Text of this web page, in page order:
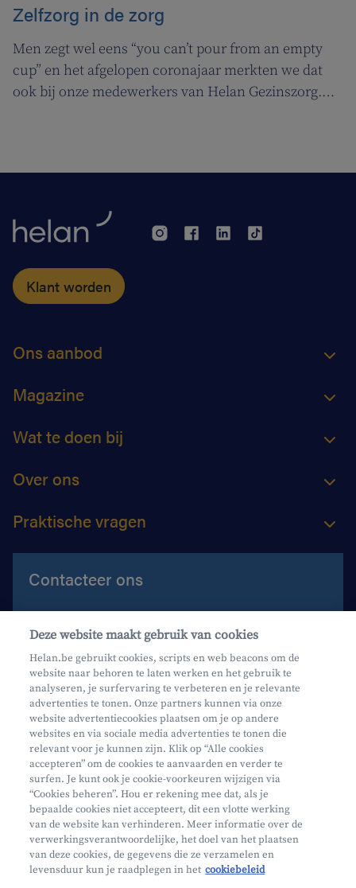
Zelfzorg in de zorg
Men zegt wel eens “you can’t pour from an empty
cup” en het afgelopen coronajaar merkten we dat
ook bij onze medewerkers van Helan Gezinszorg.
hun klanten kunnen zorgen.
Klant worden
Ons aanbod
Magazine
Wat te doen bij
Over ons
Praktische vragen
Contacteer ons
Contacteer ons
Maak een afspraak
Waar vind je ons?
Mifid
Privacy
Juridische info
Onderworpen aan de controle van CDZ
Deze website maakt gebruik van cookies
Helan.be gebruikt cookies, scripts en web beacons om de
website naar behoren te laten werken en het gebruik te
analyseren, je surfervaring te verbeteren en je relevante
advertenties te tonen. Onze partners kunnen via onze
website advertentiecookies plaatsen om je op andere
websites en via sociale media advertenties te tonen die
relevant voor je kunnen zijn. Klik op “Alle cookies
accepteren” om de cookies te aanvaarden en verder te
surfen. Je kunt ook je cookie-voorkeuren wijzigen via
“Cookies beheren”. Hou er rekening mee dat, als je
bepaalde cookies niet accepteert, dit een vlotte werking
van de website kan verhinderen. Meer informatie over de
verwerkingsverantwoordelijke, het doel van het plaatsen
van deze cookies, de gegevens die ze verzamelen en
levensduur kun je raadplegen in het cookiebeleid